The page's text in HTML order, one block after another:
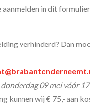
aanmelden in dit formulier.
verhinderd? Dan
donderdag 09 mei vóór
kunnen wij € 75,- aan